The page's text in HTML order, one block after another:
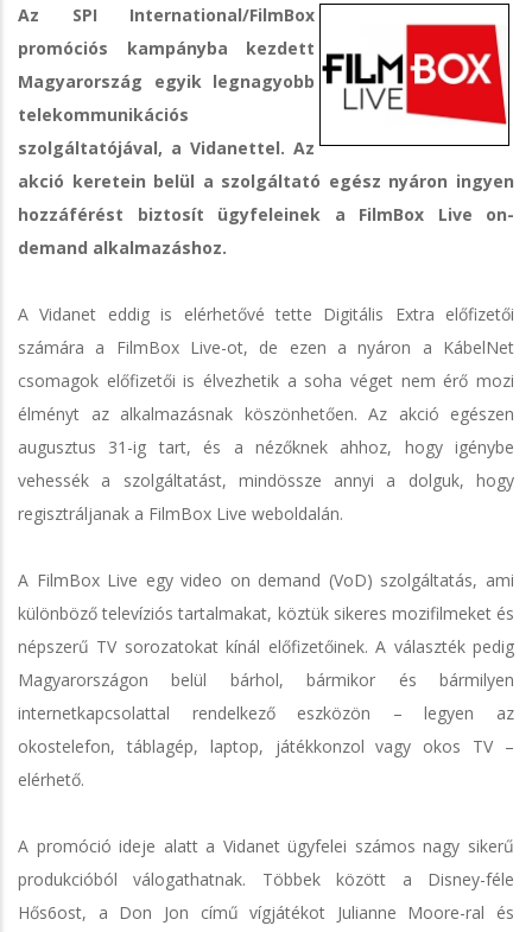
Az SPI International/FilmBox
promóciós kampányba kezdett
Magyarország egyik legnagyobb
telekommunikációs
szolgáltatójával, a Vidanettel. Az
akció keretein belül a szolgáltató egész nyáron ingyen
hozzáférést biztosít ügyfeleinek a FilmBox Live on-
demand alkalmazáshoz.
A Vidanet eddig is elérhetővé tette Digitális Extra előfizetői
számára a FilmBox Live-ot, de ezen a nyáron a KábelNet
csomagok előfizetői is élvezhetik a soha véget nem érő mozi
élményt az alkalmazásnak köszönhetően. Az akció egészen
augusztus 31-ig tart, és a nézőknek ahhoz, hogy igénybe
vehessék a szolgáltatást, mindössze annyi a dolguk, hogy
regisztráljanak a FilmBox Live weboldalán.
A FilmBox Live egy video on demand (VoD) szolgáltatás, ami
különböző televíziós tartalmakat, köztük sikeres mozifilmeket és
népszerű TV sorozatokat kínál előfizetőinek. A választék pedig
Magyarországon belül bárhol, bármikor és bármilyen
internetkapcsolattal rendelkező eszközön – legyen az
okostelefon, táblagép, laptop, játékkonzol vagy okos TV –
elérhető.
A promóció ideje alatt a Vidanet ügyfelei számos nagy sikerű
produkcióból válogathatnak. Többek között a Disney-féle
Hős6ost, a Don Jon című vígjátékot Julianne Moore-ral és